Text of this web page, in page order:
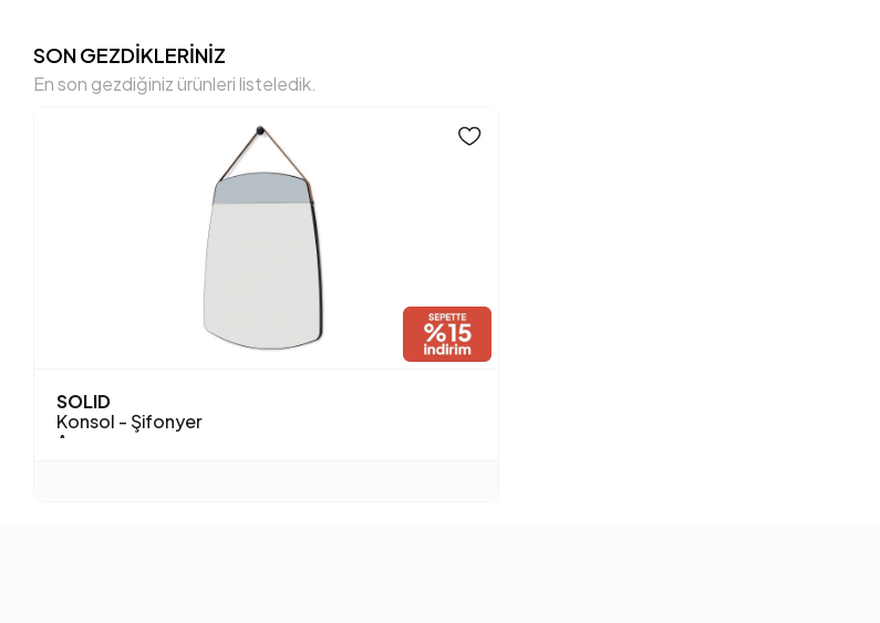
SON GEZDİKLERİNİZ
En son gezdiğiniz ürünleri listeledik.
SOLID
Konsol - Şifonyer
Aynası